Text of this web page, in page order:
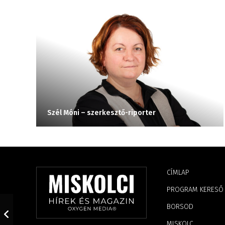
Szél Móni – szerkesztő-riporter
CÍMLAP
PROGRAM KERESŐ
BORSOD